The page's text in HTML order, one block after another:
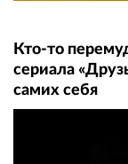
Кто-то
сериала
самих себя